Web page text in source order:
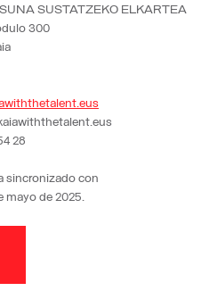
SUSTATZEKO ELKARTEA
300
28
sincronizado con
mayo de 2025.